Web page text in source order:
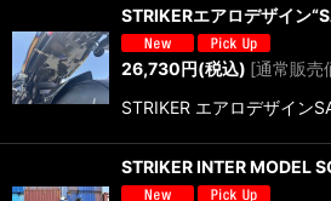
STRIKERエアロデザイン
26,730円(税込) [通常販売
STRIKER エアロデザイン
STRIKER INTER MODEL